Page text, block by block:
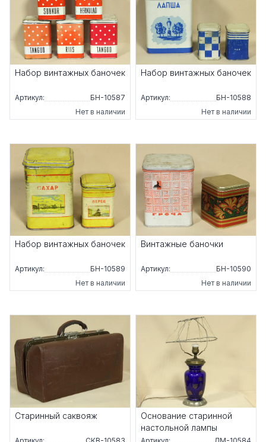
Набор винтажных баночек
Артикул:
БН-10587
Нет в наличии
Набор винтажных баночек
Артикул:
БН-10588
Нет в наличии
Набор винтажных баночек
Артикул:
БН-10589
Нет в наличии
Винтажные баночки
Артикул:
БН-10590
Нет в наличии
Старинный саквояж
Артикул:
СКВ-10583
Основание старинной
настольной лампы
Артикул:
ЛМ-10584